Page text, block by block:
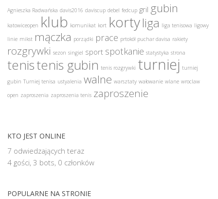
Agnieszka Radwańska davis2016 daviscup debel fedcup gril gubin
katowiceopen klub komunikat kort kortyliga liga tenisowa ligowy
linie mikst mączka porządki prace prtokół puchar davisa rakiety
rozgrywki sezon singiel sport spotkanie statystyka strona
tenistenis gubin tenis rozgrywki turniej turniej
gubin Turniej tenisa ustyalenia walne warsztaty wałowanie wlane wroclaw
open zaproszenia zaproszenia tenis zaproszenie
KTO JEST ONLINE
7 odwiedzających teraz
4 gości, 3 bots, 0 członków
POPULARNE NA STRONIE